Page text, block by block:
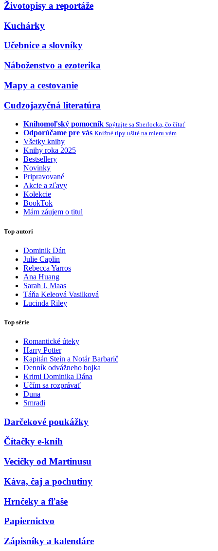
Životopisy a reportáže
Kuchárky
Učebnice a slovníky
Náboženstvo a ezoterika
Mapy a cestovanie
Cudzojazyčná literatúra
Knihomoľský pomocník Spýtajte sa Sherlocka, čo čítať
Odporúčame pre vás Knižné tipy ušité na mieru vám
Všetky knihy
Knihy roka 2025
Bestsellery
Novinky
Pripravované
Akcie a zľavy
Kolekcie
BookTok
Mám záujem o titul
Top autori
Dominik Dán
Julie Caplin
Rebecca Yarros
Ana Huang
Sarah J. Maas
Táňa Keleová Vasilková
Lucinda Riley
Top série
Romantické úteky
Harry Potter
Kapitán Stein a Notár Barbarič
Denník odvážneho bojka
Krimi Dominika Dána
Učím sa rozprávať
Duna
Smradi
Darčekové poukážky
Čítačky e-kníh
Vecičky od Martinusu
Káva, čaj a pochutiny
Hrnčeky a fľaše
Papiernictvo
Zápisníky a kalendáre